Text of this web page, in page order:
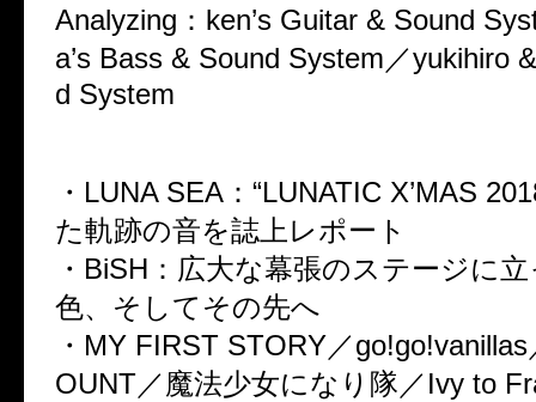
Analyzing：ken’s Guitar & Sound
a’s Bass & Sound System／yukihiro
d System
・LUNA SEA：“LUNATIC X’MAS
た軌跡の音を誌上レポート
・BiSH：広大な幕張のステージに
色、そしてその先へ
・MY FIRST STORY／
OUNT／魔法少女になり隊／Ivy to